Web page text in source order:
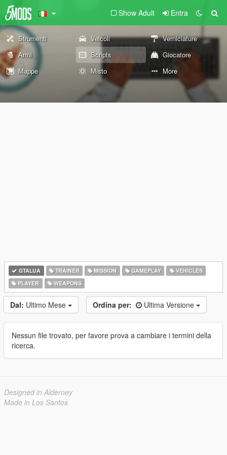
Show Adult Entra
Strumenti Veicoli
Verniciature
Armi
Scripts
Giocatore
Mappe
Misto More
GTALUA TRAINER MISSION GAMEPLAY
VEHICLES
PLAYER
WEAPONS
Dal: Ultimo Mese Ordina per: Ultima Versione
Nessun file trovato, per favore prova a cambiare i termini della
ricerca.
Designed in Alderney
Made in Los Santos